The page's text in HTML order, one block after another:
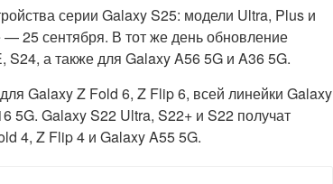
серии Galaxy S25: модели Ultra, Plus и
25 сентября. В тот же день обновление
S24, а также для Galaxy A56 5G и A36 5G.
Galaxy Z Fold 6, Z Flip 6, всей линейки Galaxy
5G. Galaxy S22 Ultra, S22+ и S22 получат
4, Z Flip 4 и Galaxy A55 5G.